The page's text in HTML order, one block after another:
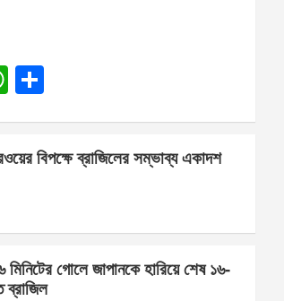
W
s
e
বিপক্ষে ব্রাজিলের সম্ভাব্য একাদশ
মিনিটের গোলে জাপানকে হারিয়ে শেষ ১৬-
ব্রাজিল